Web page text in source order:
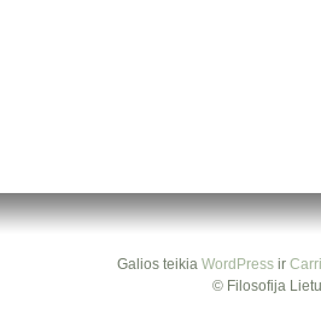
Galios teikia WordPressir
© Filosofija